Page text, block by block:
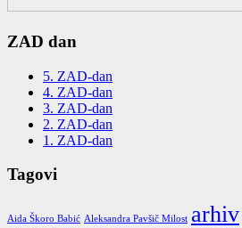
ZAD dan
5. ZAD-dan
4. ZAD-dan
3. ZAD-dan
2. ZAD-dan
1. ZAD-dan
Tagovi
Aida Škoro Babić Aleksandra Pavšič Milost arhiv